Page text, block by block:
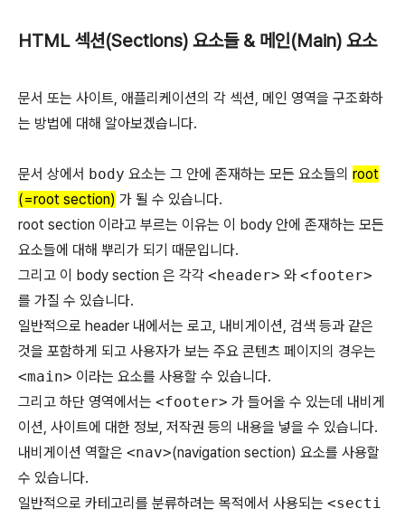
HTML 섹션(Sections) 요소들 & 메인(Main) 요소
문서 또는 사이트, 애플리케이션의 각 섹션, 메인 영역을 구조화하
는 방법에 대해 알아보겠습니다.
문서 상에서 body 요소는 그 안에 존재하는 모든 요소들의 root
(=root section) 가 될 수 있습니다.
root section 이라고 부르는 이유는 이 body 안에 존재하는 모든
요소들에 대해 뿌리가 되기 때문입니다.
그리고 이 body section 은 각각 <header> 와 <footer>
를 가질 수 있습니다.
일반적으로 header 내에서는 로고, 내비게이션, 검색 등과 같은
것을 포함하게 되고 사용자가 보는 주요 콘텐츠 페이지의 경우는
<main> 이라는 요소를 사용할 수 있습니다.
그리고 하단 영역에서는 <footer> 가 들어올 수 있는데 내비게
이션, 사이트에 대한 정보, 저작권 등의 내용을 넣을 수 있습니다.
내비게이션 역할은 <nav>(navigation section) 요소를 사용할
수 있습니다.
일반적으로 카테고리를 분류하려는 목적에서 사용되는 <secti